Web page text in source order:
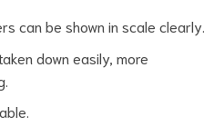
can be shown in scale clearly.
down easily, more